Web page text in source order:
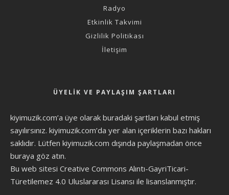
Radyo
Etkinlik Takvimi
Gizlilik Politikası
İletişim
ÜYELIK VE PAYLAŞIM ŞARTLARI
kiyimuzik.com’a üye olarak buradaki şartları kabul etmiş
sayılırsınız. kiyimuzik.com’da yer alan içeriklerin bazı hakları
saklıdır. Lütfen kiyimuzik.com dışında paylaşmadan önce
buraya göz atın.
Bu web sitesi Creative Commons Alıntı-GayriTicari-
Türetilemez 4.0 Uluslararası Lisansı ile lisanslanmıştır.